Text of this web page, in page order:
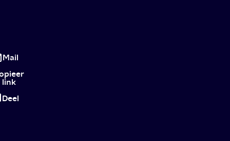
Black
Mirror
de
liefdeseditie
Mail
link
Deel